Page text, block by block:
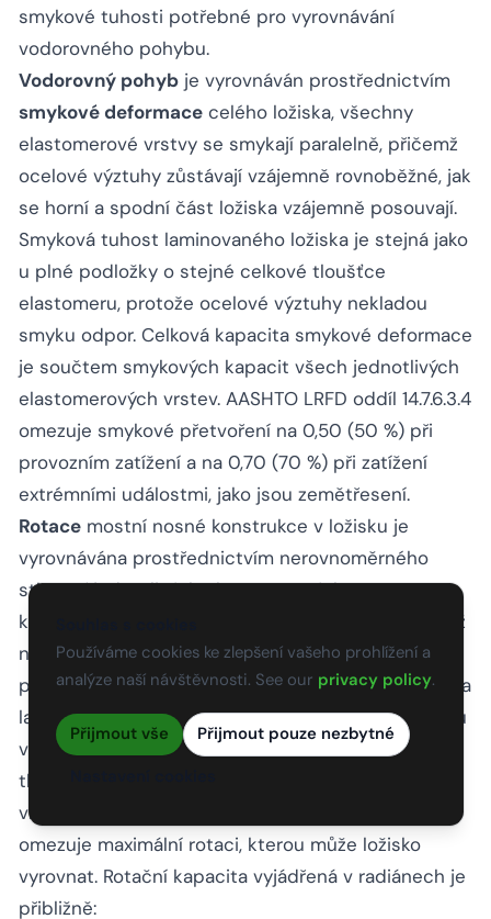
smykové tuhosti potřebné pro vyrovnávání
vodorovného pohybu.
Vodorovný pohyb je vyrovnáván prostřednictvím
smykové deformace celého ložiska, všechny
elastomerové vrstvy se smykají paralelně, přičemž
ocelové výztuhy zůstávají vzájemně rovnoběžné, jak
se horní a spodní část ložiska vzájemně posouvají.
Smyková tuhost laminovaného ložiska je stejná jako
u plné podložky o stejné celkové tloušťce
elastomeru, protože ocelové výztuhy nekladou
smyku odpor. Celková kapacita smykové deformace
je součtem smykových kapacit všech jednotlivých
elastomerových vrstev. AASHTO LRFD oddíl 14.7.6.3.4
omezuje smykové přetvoření na 0,50 (50 %) při
provozním zatížení a na 0,70 (70 %) při zatížení
extrémními událostmi, jako jsou zemětřesení.
Rotace mostní nosné konstrukce v ložisku je
vyrovnávána prostřednictvím nerovnoměrného
stlačení jednotlivých elastomerových vrstev,
kaučuk se stlačuje více na jedné straně ložiska než
na druhé, což umožňuje, aby se horní a spodní
povrch ložiska vzájemně pootočily. Rotační kapacita
laminovaného ložiska je určena počtem a tloušťkou
vnitřních elastomerových vrstev. AASHTO omezuje
tlakové přetvoření vyvolané rotací na okraji jakékoli
vnitřní vrstvy na 50 % tloušťky vrstvy, což účinně
omezuje maximální rotaci, kterou může ložisko
vyrovnat. Rotační kapacita vyjádřená v radiánech je
přibližně:
Používáme cookies ke zlepšení vašeho prohlížení a
analýze naší návštěvnosti. See our privacy policy.
Přijmout vše
Přijmout pouze nezbytné